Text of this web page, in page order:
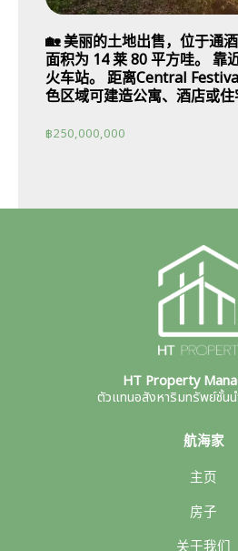
🏡 美丽的土地出售，位于通
面积为 14 莱 80 平方哇。 靠
火车站。 距离Central
色区域可建造公寓、酒店或
฿250,000,000
HT Property
ตัวแทนอสังหาริมทรัพย์ชั้นน
航海家
主页
房子
关于我们